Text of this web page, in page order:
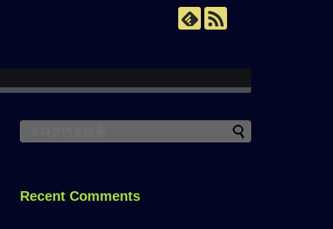
Recent Comments